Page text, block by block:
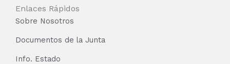
Enlaces Rápidos
Sobre Nosotros
Documentos de la Junta
Info. Estado